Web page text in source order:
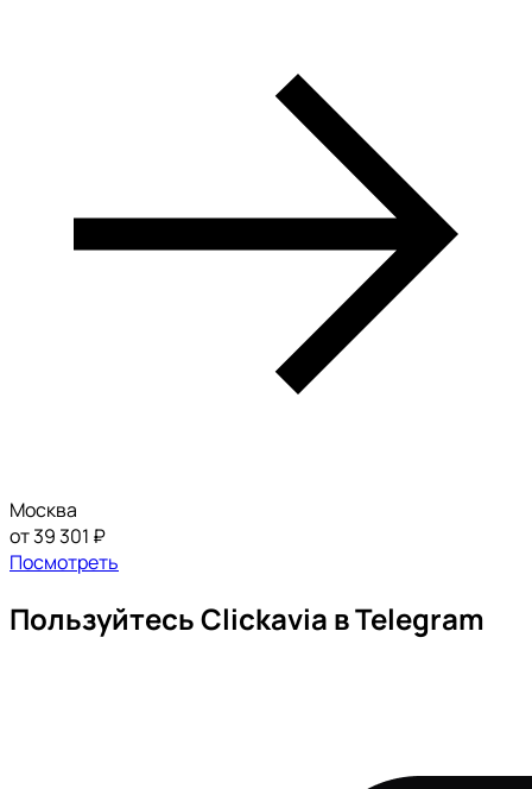
Москва
от 39 301 ₽
Посмотреть
Пользуйтесь Clickavia в Telegram